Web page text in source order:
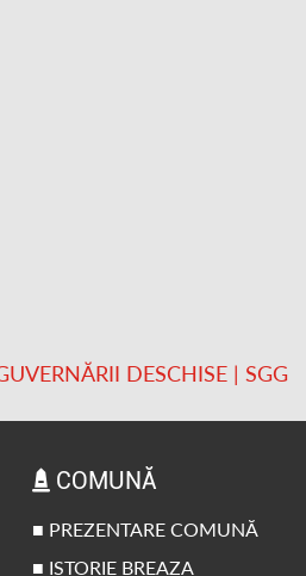
DESCHISE | SGG
COMUNĂ
■ PREZENTARE COMUNĂ
■ ISTORIE BREAZA